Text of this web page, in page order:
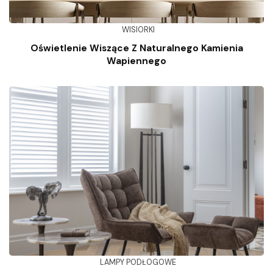
WISIORKI
Oświetlenie Wiszące Z Naturalnego Kamienia
Wapiennego
LAMPY PODŁOGOWE